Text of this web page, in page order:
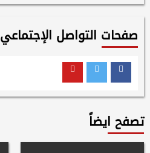
صفحات التواصل الإجتماعي
Facebook
Twitter
تصفح ايضاً